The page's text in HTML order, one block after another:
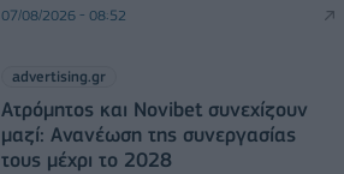
07/08/2026 - 08:52
advertising.gr
Ατρόμητος και Novibet συνεχίζουν
μαζί: Ανανέωση της συνεργασίας
τους μέχρι το 2028